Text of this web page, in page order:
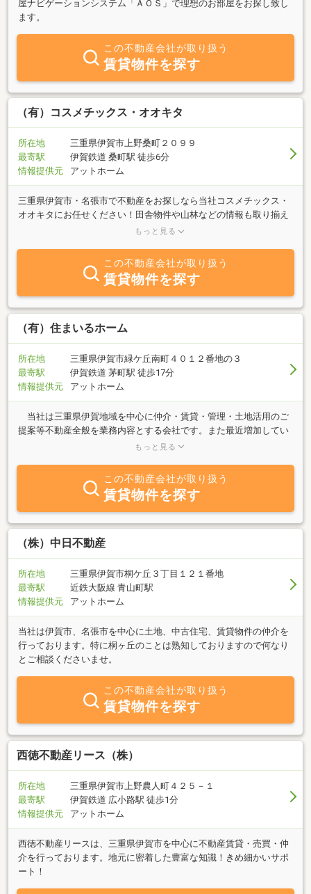
屋ナビゲーションシステム「ＡＯＳ」で理想のお部屋をお探し致し
ます。
この不動産会社が取り扱う
賃貸物件を探す
（有）コスメチックス・オオキタ
所在地
三重県伊賀市上野桑町２０９９
最寄駅
伊賀鉄道 桑町駅 徒歩6分
情報提供元
アットホーム
三重県伊賀市・名張市で不動産をお探しなら当社コスメチックス・
オオキタにお任せください！田舎物件や山林などの情報も取り揃え
ております。「売りたい」「買いたい」「借りたい」あなたのご相
もっと見る
この不動産会社が取り扱う
賃貸物件を探す
（有）住まいるホーム
所在地
三重県伊賀市緑ケ丘南町４０１２番地の３
最寄駅
伊賀鉄道 茅町駅 徒歩17分
情報提供元
アットホーム
当社は三重県伊賀地域を中心に仲介・賃貸・管理・土地活用のご
提案等不動産全般を業務内容とする会社です。また最近増加してい
る任意売却等のご相談にも対応しております。 お客様のご要望を
で、お気軽にお問い合わせください。
もっと見る
この不動産会社が取り扱う
賃貸物件を探す
（株）中日不動産
所在地
三重県伊賀市桐ケ丘３丁目１２１番地
最寄駅
近鉄大阪線 青山町駅
情報提供元
アットホーム
当社は伊賀市、名張市を中心に土地、中古住宅、賃貸物件の仲介を
行っております。特に桐ヶ丘のことは熟知しておりますので何なり
とご相談くださいませ。
この不動産会社が取り扱う
賃貸物件を探す
西徳不動産リース（株）
所在地
三重県伊賀市上野農人町４２５－１
最寄駅
伊賀鉄道 広小路駅 徒歩1分
情報提供元
アットホーム
西徳不動産リースは、三重県伊賀市を中心に不動産賃貸・売買・仲
介を行っております。地元に密着した豊富な知識！きめ細かいサポ
ート！